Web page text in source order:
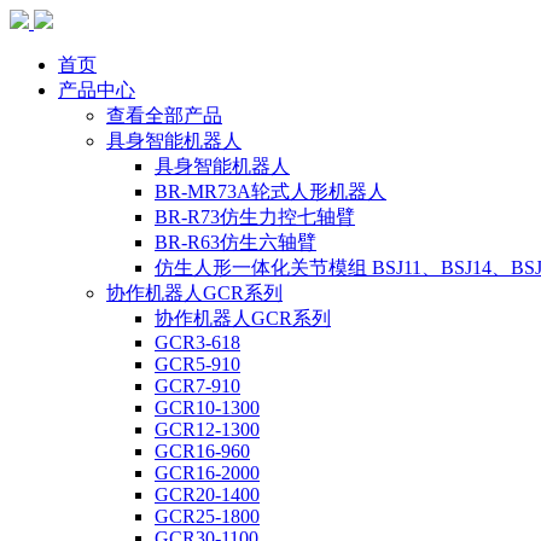
首页
产品中心
查看全部产品
具身智能机器人
具身智能机器人
BR-MR73A轮式人形机器人
BR-R73仿生力控七轴臂
BR-R63仿生六轴臂
仿生人形一体化关节模组 BSJ11、BSJ14、
协作机器人GCR系列
协作机器人GCR系列
GCR3-618
GCR5-910
GCR7-910
GCR10-1300
GCR12-1300
GCR16-960
GCR16-2000
GCR20-1400
GCR25-1800